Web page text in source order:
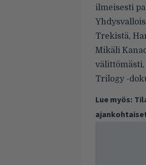
ilmeisesti
Trekistä,
Mikäli
välittömästi,
Trilogy -
Lue myös: